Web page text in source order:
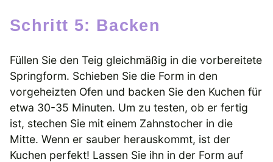
Schritt 5: Backen
Füllen Sie den Teig gleichmäßig in die vorbereitete
Springform. Schieben Sie die Form in den
vorgeheizten Ofen und backen Sie den Kuchen für
etwa 30-35 Minuten. Um zu testen, ob er fertig
ist, stechen Sie mit einem Zahnstocher in die
Mitte. Wenn er sauber herauskommt, ist der
Kuchen perfekt! Lassen Sie ihn in der Form auf